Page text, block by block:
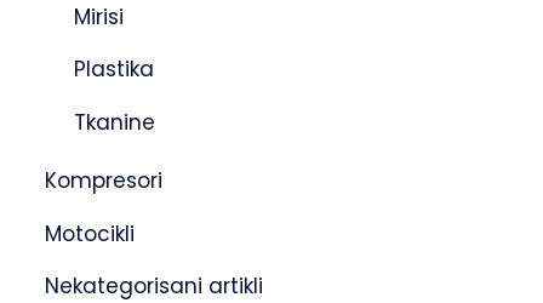
Mirisi
Plastika
Tkanine
Kompresori
Motocikli
Nekategorisani artikli